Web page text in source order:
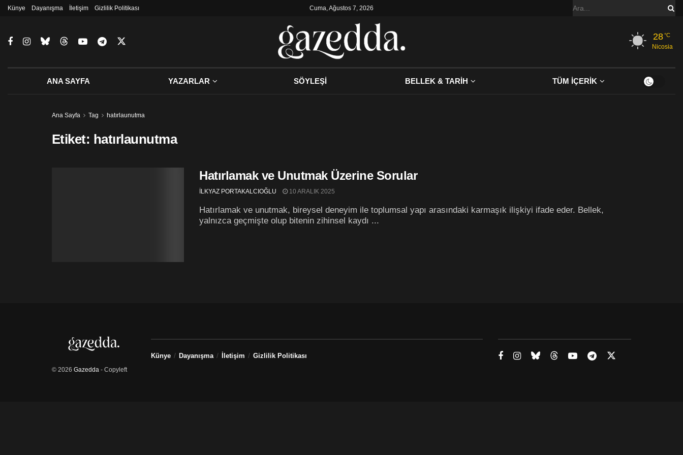
Künye Dayanışma İletişim Gizlilik Politikası Cuma, Ağustos 7, 2026
28°C
Nicosia
ANA SAYFA YAZARLAR SÖYLEŞİ BELLEK & TARİH TÜM İÇERİK
Ana Sayfa Tag hatırlaunutma
Etiket: hatırlaunutma
Hatırlamak ve Unutmak Üzerine Sorular
İLKYAZ PORTAKALCIOĞLU 10 ARALIK 2025
Hatırlamak ve unutmak, bireysel deneyim ile toplumsal yapı arasındaki karmaşık ilişkiyi ifade eder. Bellek,
yalnızca geçmişte olup bitenin zihinsel kaydı ...
© 2026 Gazedda - Copyleft
Künye Dayanışma İletişim Gizlilik Politikası